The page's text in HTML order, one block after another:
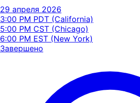
29 апреля 2026
3:00 PM PDT (California)
5:00 PM CST (Chicago)
6:00 PM EST (New York)
Завершено